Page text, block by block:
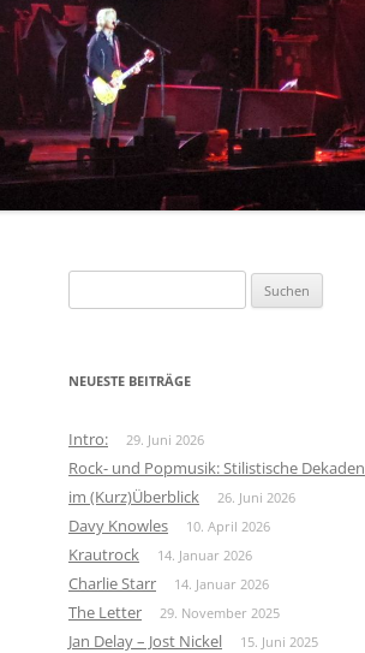
SOUL/FUNK/R&B
COUNTRY / COUNTRY-ROCK /
FOLK-ROCK
KRAUTROCK
nach:
NEUESTE BEITRÄGE
Intro: 29. Juni 2026
Rock- und Popmusik: Stilistische Dekaden
im (Kurz)Überblick
26. Juni 2026
Davy Knowles 10. April 2026
Krautrock 14. Januar 2026
Charlie Starr 14. Januar 2026
The Letter 29. November 2025
Jan Delay – Jost Nickel 15. Juni 2025